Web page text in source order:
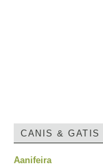
CANIS & GATIS
Aanifeira